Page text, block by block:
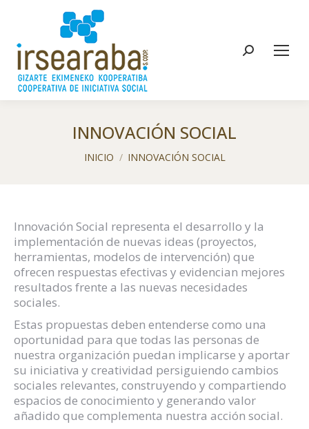
Buscar:
INNOVACIÓN SOCIAL
Estás aquí:
INICIO INNOVACIÓN SOCIAL
Innovación Social representa el desarrollo y la
implementación de nuevas ideas (proyectos,
herramientas, modelos de intervención) que
ofrecen respuestas efectivas y evidencian mejores
resultados frente a las nuevas necesidades
sociales.
Estas propuestas deben entenderse como una
oportunidad para que todas las personas de
nuestra organización puedan implicarse y aportar
su iniciativa y creatividad persiguiendo cambios
sociales relevantes, construyendo y compartiendo
espacios de conocimiento y generando valor
añadido que complementa nuestra acción social.